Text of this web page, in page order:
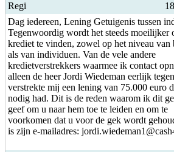
Regi
Dag iedereen, Lening Getuigenis tussen
Tegenwoordig wordt het steeds moeilijker
krediet te vinden, zowel op het niveau van
als van individuen. Van de vele andere
kredietverstrekkers waarmee ik contact
alleen de heer Jordi Wiedeman eerlijk
verstrekte mij een lening van 75.000 euro
nodig had. Dit is de reden waarom ik dit
geef om u naar hem toe te leiden en om te
voorkomen dat u voor de gek wordt
is zijn e-mailadres: